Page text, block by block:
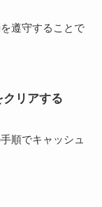
遵守することで
リアする
順でキャッシュ